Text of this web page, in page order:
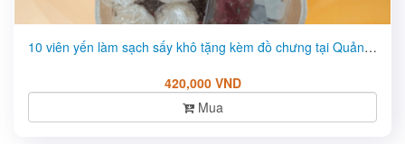
10 viên yến làm sạch sấy khô tặng kèm đồ chưng tại Quảng Nam ...
420,000 VND
Mua